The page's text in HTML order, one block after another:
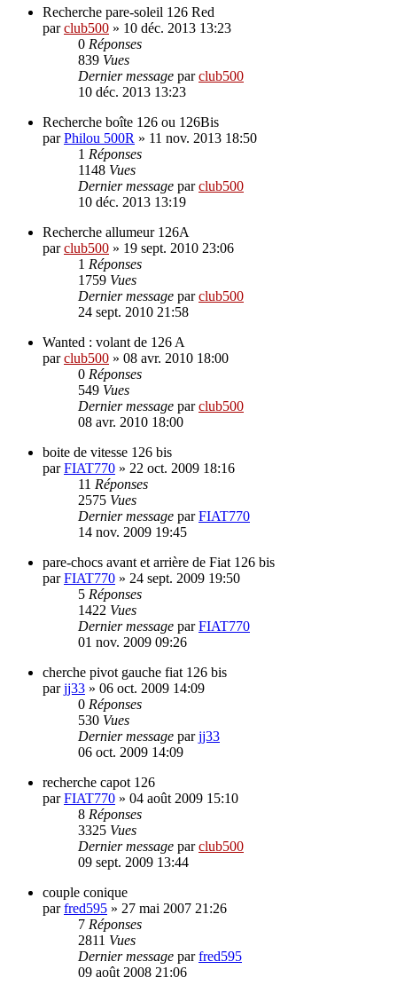
Recherche pare-soleil 126 Red
parclub500 » 10 déc. 2013 13:23
0 Réponses
839 Vues
Dernier message parclub500
10 déc. 2013 13:23
Recherche boîte 126 ou 126Bis
parPhilou 500R » 11 nov. 2013 18:50
1 Réponses
1148 Vues
Dernier message parclub500
10 déc. 2013 13:19
Recherche allumeur 126A
parclub500 » 19 sept. 2010 23:06
1 Réponses
1759 Vues
Dernier message parclub500
24 sept. 2010 21:58
Wanted : volant de 126 A
parclub500 » 08 avr. 2010 18:00
0 Réponses
549 Vues
Dernier message parclub500
08 avr. 2010 18:00
boite de vitesse 126 bis
parFIAT770 » 22 oct. 2009 18:16
11 Réponses
2575 Vues
Dernier message parFIAT770
14 nov. 2009 19:45
pare-chocs avant et arrière de Fiat 126 bis
parFIAT770 » 24 sept. 2009 19:50
5 Réponses
1422 Vues
Dernier message parFIAT770
01 nov. 2009 09:26
cherche pivot gauche fiat 126 bis
parjj33 » 06 oct. 2009 14:09
0 Réponses
530 Vues
Dernier message parjj33
06 oct. 2009 14:09
recherche capot 126
parFIAT770 » 04 août 2009 15:10
8 Réponses
3325 Vues
Dernier message parclub500
09 sept. 2009 13:44
couple conique
parfred595 » 27 mai 2007 21:26
7 Réponses
2811 Vues
Dernier message parfred595
09 août 2008 21:06